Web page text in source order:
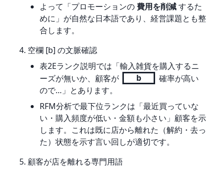
よって「プロモーションの費用を削減するた
めに」が自然な日本語であり、経営課題とも整
合します。
空欄 [b] の文脈確認
表2Eランク説明では「輸入雑貨を購入するニ
ーズが無いか、顧客が
b
確率が高い
ので…」とあります。
RFM分析で最下位ランクは「最近買っていな
い・購入頻度が低い・金額も小さい」顧客を示
します。これは既に店から離れた（解約・去っ
た）状態を示す言い回しが適切です。
顧客が店を離れる専門用語